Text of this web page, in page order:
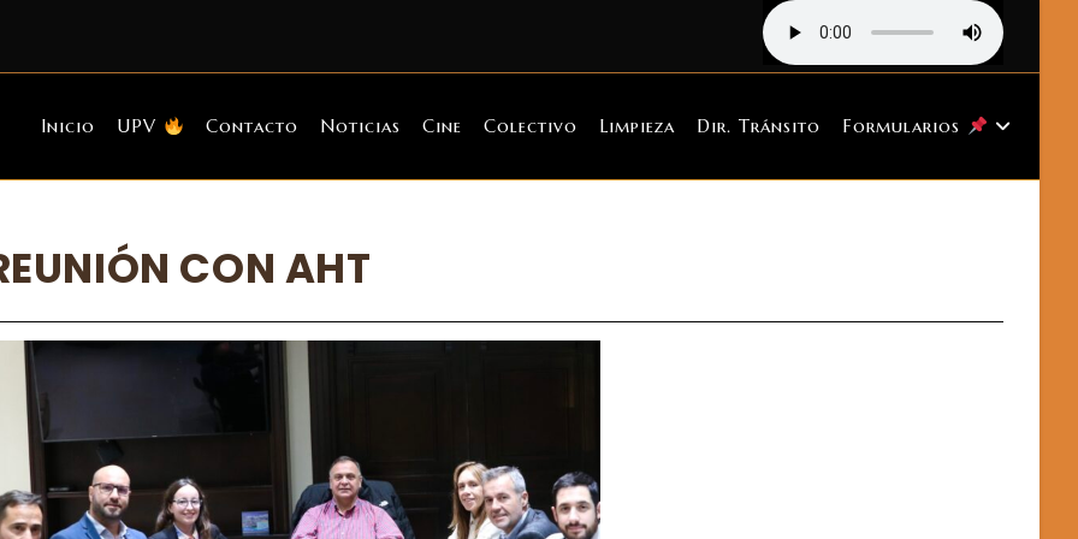
Inicio UPV Contacto Noticias Cine Colectivo Limpieza Dir. Tránsito Formularios
CON AHT